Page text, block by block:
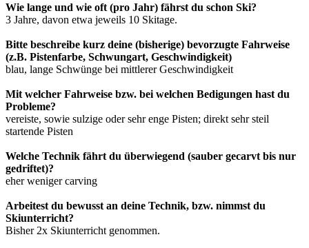
Wie lange und wie oft (pro Jahr) fährst du schon Ski?
3 Jahre, davon etwa jeweils 10 Skitage.
Bitte beschreibe kurz deine (bisherige) bevorzugte Fahrweise
(z.B. Pistenfarbe, Schwungart, Geschwindigkeit)
blau, lange Schwünge bei mittlerer Geschwindigkeit
Mit welcher Fahrweise bzw. bei welchen Bedigungen hast du
Probleme?
vereiste, sowie sulzige oder sehr enge Pisten; direkt sehr steil
startende Pisten
Welche Technik fährt du überwiegend (sauber gecarvt bis nur
gedriftet)?
eher weniger carving
Arbeitest du bewusst an deine Technik, bzw. nimmst du
Skiunterricht?
Bisher 2x Skiunterricht genommen.